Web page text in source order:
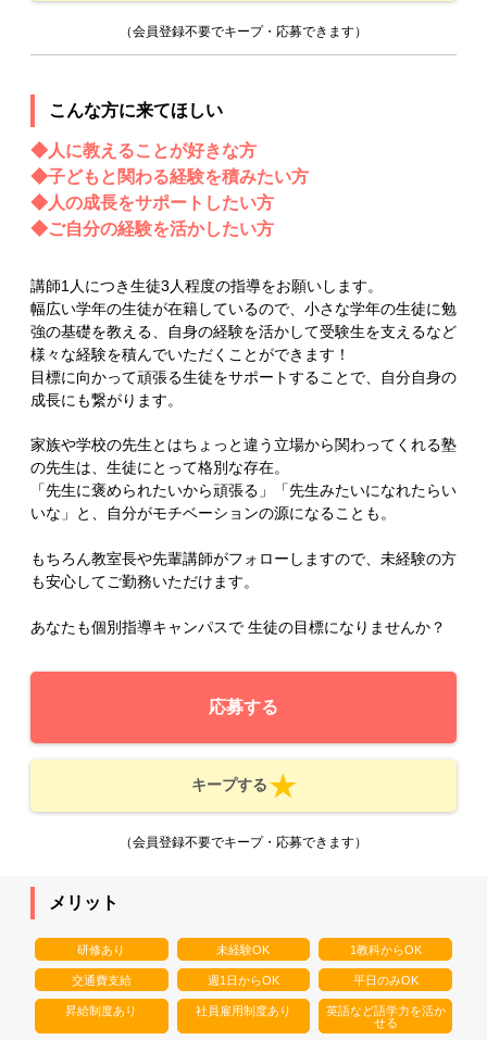
（会員登録不要でキープ・応募できます）
こんな方に来てほしい
◆人に教えることが好きな方
◆子どもと関わる経験を積みたい方
◆人の成長をサポートしたい方
◆ご自分の経験を活かしたい方
講師1人につき生徒3人程度の指導をお願いします。
幅広い学年の生徒が在籍しているので、小さな学年の生徒に勉
強の基礎を教える、自身の経験を活かして受験生を支えるなど
様々な経験を積んでいただくことができます！
目標に向かって頑張る生徒をサポートすることで、自分自身の
成長にも繋がります。
家族や学校の先生とはちょっと違う立場から関わってくれる塾
の先生は、生徒にとって格別な存在。
「先生に褒められたいから頑張る」「先生みたいになれたらい
いな」と、自分がモチベーションの源になることも。
もちろん教室長や先輩講師がフォローしますので、未経験の方
も安心してご勤務いただけます。
あなたも個別指導キャンパスで 生徒の目標になりませんか？
応募する
キープする
（会員登録不要でキープ・応募できます）
メリット
研修あり 未経験OK 1教科からOK
交通費支給 週1日からOK 平日のみOK
昇給制度あり 社員雇用制度あり
英語など語学力を活か
せる